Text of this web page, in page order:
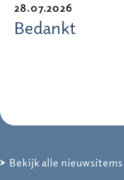
28.07.2026
Bedankt
Bekijk alle nieuwsitems